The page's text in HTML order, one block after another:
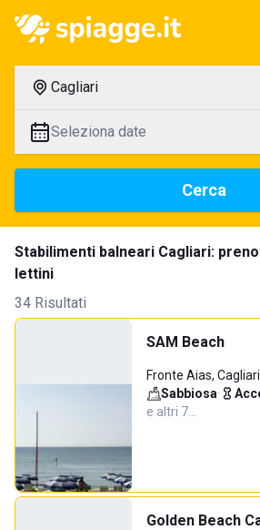
Cagliari
Seleziona date
Cerca
Stabilimenti balneari Cagliari:
lettini
34 Risultati
SAM Beach
Fronte Aias, Cagliari
Sabbiosa·
e altri 7…
Golden Beach